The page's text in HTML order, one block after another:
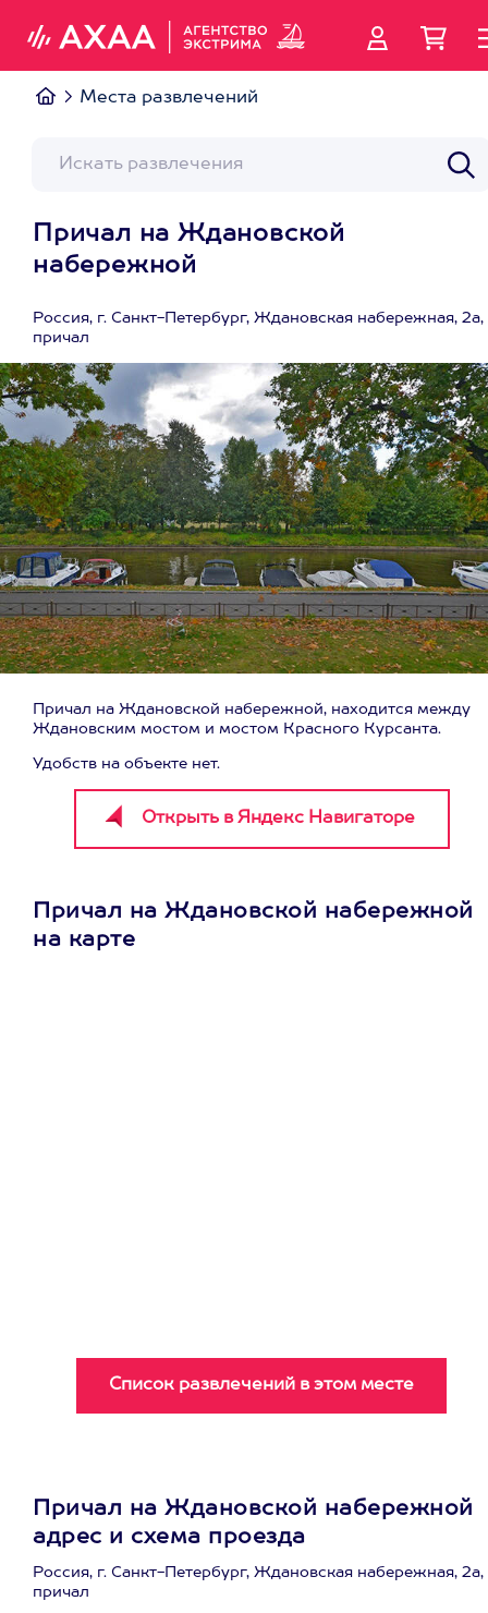
Места развлечений
Причал на Ждановской
набережной
Россия, г. Санкт-Петербург, Ждановская набережная, 2а,
причал
Причал на Ждановской набережной, находится между
Ждановским мостом и мостом Красного Курсанта.
Удобств на объекте нет.
Причал на Ждановской набережной
на карте
Причал на Ждановской набережной
адрес и схема проезда
Россия, г. Санкт-Петербург, Ждановская набережная, 2а,
причал